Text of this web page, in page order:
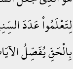
لِتَعْلَمُواْ عَدَدَ
بِالْحَقِّ يُفَصِّلُ